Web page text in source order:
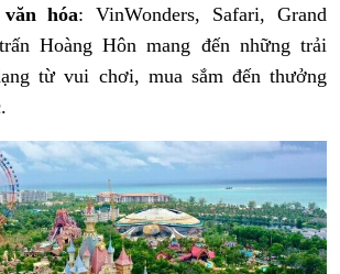
hóa: VinWonders, Safari, Grand
Hoàng Hôn mang đến những trải
từ vui chơi, mua sắm đến thưởng